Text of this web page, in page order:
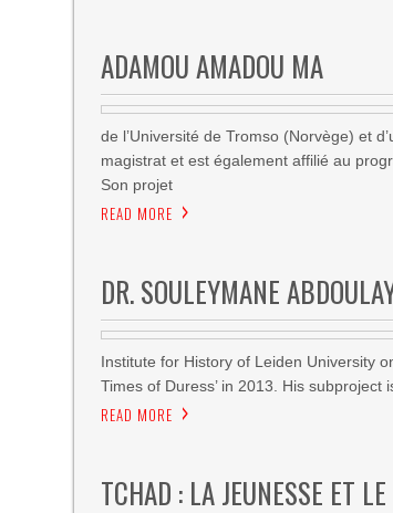
ADAMOU AMADOU MA
de l’Université de Tromso (Norvège) et
magistrat et est également affilié au
Son projet
READ MORE
DR. SOULEYMANE
Institute for History of Leiden University
Times of Duress’ in 2013. His
READ MORE
TCHAD : LA JEUNESSE ET